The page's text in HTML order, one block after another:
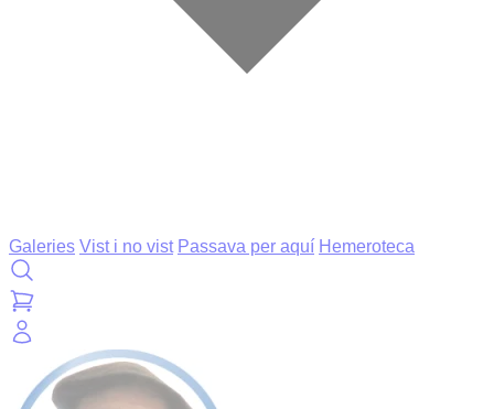
Galeries Vist i no vist Passava per aquí Hemeroteca